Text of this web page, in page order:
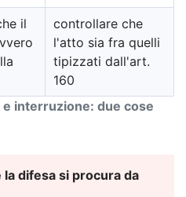
interruzione: due cose
il
controllare che
l'atto sia fra quelli
tipizzati dall'art.
160
difesa si procura da